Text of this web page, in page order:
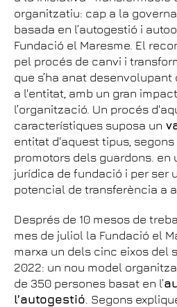
organitzatiu: cap a la
basada en l’autogestió i
Fundació el Maresme. El
pel procés de canvi i
que s’ha anat
a l'entitat, amb un gran
l’organització. Un procés
característiques suposa un
entitat d'aquest tipus,
promotors dels guardons. en
jurídica de fundació i per ser
potencial de transferència a
Després de 10 mesos de
mes de juliol la Fundació el
marxa un dels cinc eixos del
2022: un nou model
de 350 persones basat en l’
l’autogestió. Segons